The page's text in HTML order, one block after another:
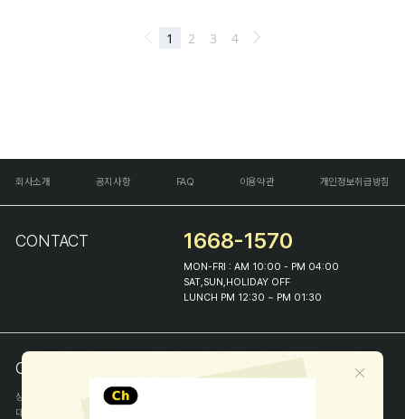
회사소개 공지사항 FAQ 이용약관 개인정보취급방침
CONTACT 1668-1570
MON-FRI : AM 10:00 - PM 04:00
SAT,SUN,HOLIDAY OFF
LUNCH PM 12:30 ~ PM 01:30
COMPANY INFO
상호
(주)해피프린스
대표